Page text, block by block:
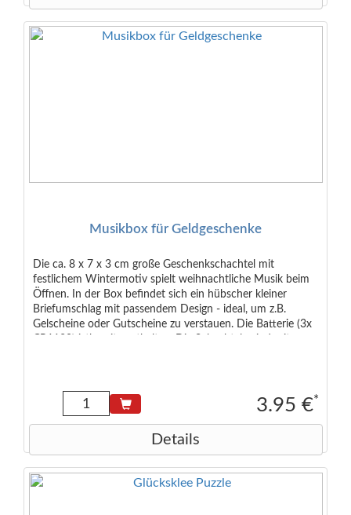
Musikbox für Geldgeschenke
Die ca. 8 x 7 x 3 cm große Geschenkschachtel mit
festlichem Wintermotiv spielt weihnachtliche Musik beim
Öffnen. In der Box befindet sich ein hübscher kleiner
Briefumschlag mit passendem Design - ideal, um z.B.
Gelscheine oder Gutscheine zu verstauen. Die Batterie (3x
3.95 €*
Details